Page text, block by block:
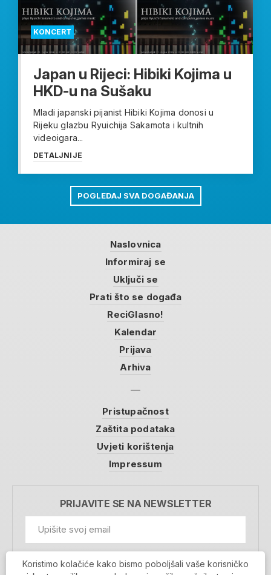
KONCERT
Japan u Rijeci: Hibiki Kojima u
HKD-u na Sušaku
Mladi japanski pijanist Hibiki Kojima donosi u
Rijeku glazbu Ryuichija Sakamota i kultnih
videoigara...
DETALJNIJE
POGLEDAJ SVA DOGAĐANJA
Naslovnica
Informiraj se
Uključi se
Prati što se događa
ReciGlasno!
Kalendar
Prijava
Arhiva
Pristupačnost
Zaštita podataka
Uvjeti korištenja
Impressum
PRIJAVITE SE NA NEWSLETTER
Prihvaćam da se moji podaci spremaju u bazu
Koristimo kolačiće kako bismo poboljšali vaše korisničko